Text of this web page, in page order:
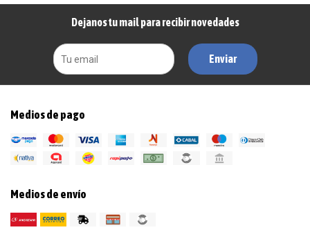
Dejanos tu mail para recibir novedades
Enviar
Medios de pago
Medios de envío